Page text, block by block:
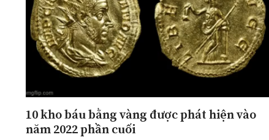
10 kho báu bằng vàng được phát hiện vào
năm 2022 phần cuối